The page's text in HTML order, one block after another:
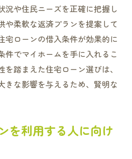
べき住宅ローンの手数料
した場合のリスク
の落とし穴
認しておくべき項目
における見逃しがちな点
購入者の失敗例に学ぶ
を利用した住宅ローンのメ
況や住民ニーズを正確に把握し
や柔軟な返済プランを提案して
宅ローンの借入条件が効果的に
件でマイホームを手に入れるこ
踏まえた住宅ローン選びは、
きな影響を与えるため、賢明な
を利用する人に向け